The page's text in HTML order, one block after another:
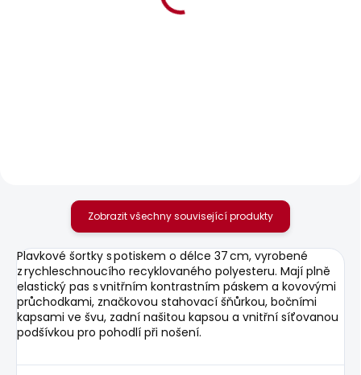
Zobrazit všechny související produkty
Plavkové šortky s potiskem o délce 37 cm, vyrobené
z rychleschnoucího recyklovaného polyesteru. Mají plně
elastický pas s vnitřním kontrastním páskem a kovovými
průchodkami, značkovou stahovací šňůrkou, bočními
kapsami ve švu, zadní našitou kapsou a vnitřní síťovanou
podšívkou pro pohodlí při nošení.